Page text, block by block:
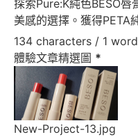
134 characters / 1 word
體驗文章精選圖 *
New-Project-13.jpg